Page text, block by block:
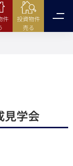
件
投資物件
売る
見学会